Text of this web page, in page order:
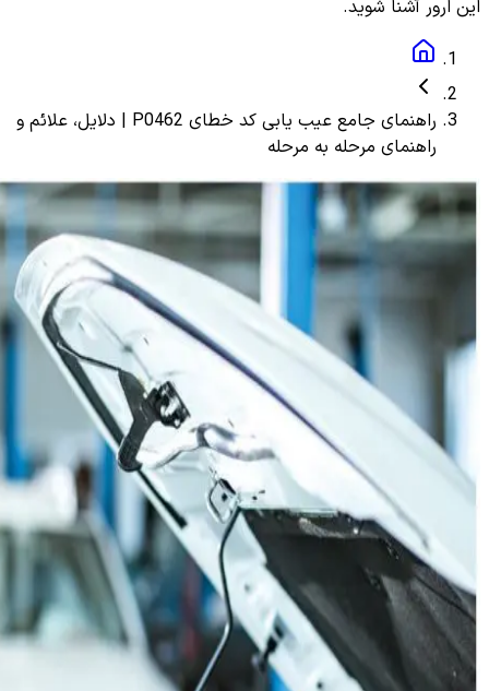
این ارور آشنا شوید.
راهنمای جامع عیب یابی کد خطای P0462 | دلایل، علائم و
راهنمای مرحله به مرحله